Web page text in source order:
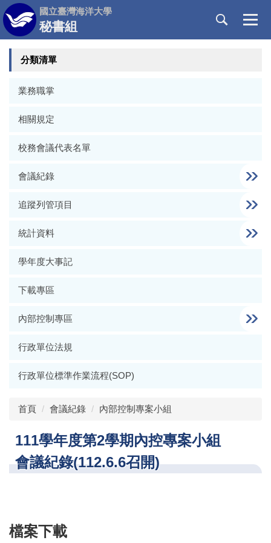
跳
到
主
要
國立臺灣海洋大學
秘書組
分類清單
業務職掌
相關規定
校務會議代表名單
會議紀錄
追蹤列管項目
統計資料
學年度大事記
下載專區
內部控制專區
行政單位法規
行政單位標準作業流程(SOP)
首頁 會議紀錄 內部控制專案小組
111學年度第2學期內控專案小組
會議紀錄(112.6.6召開)